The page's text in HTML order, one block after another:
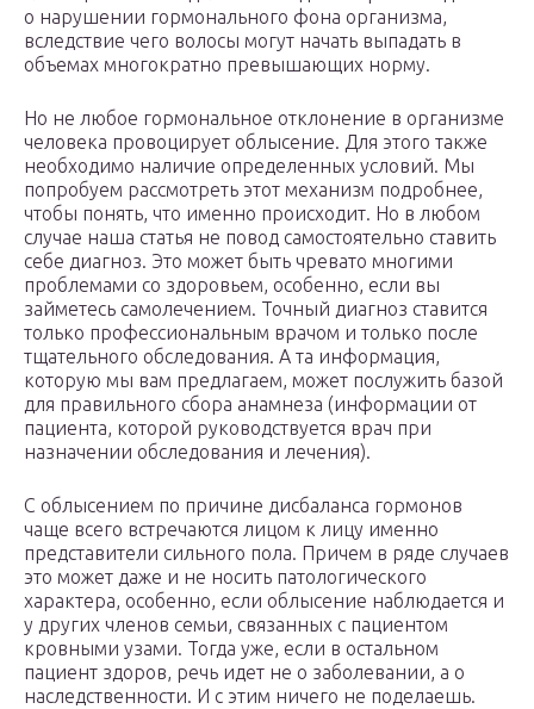
о нарушении гормонального фона организма,
вследствие чего волосы могут начать выпадать в
объемах многократно превышающих норму.
Но не любое гормональное отклонение в организме
человека провоцирует облысение. Для этого также
необходимо наличие определенных условий. Мы
попробуем рассмотреть этот механизм подробнее,
чтобы понять, что именно происходит. Но в любом
случае наша статья не повод самостоятельно ставить
себе диагноз. Это может быть чревато многими
проблемами со здоровьем, особенно, если вы
займетесь самолечением. Точный диагноз ставится
только профессиональным врачом и только после
тщательного обследования. А та информация,
которую мы вам предлагаем, может послужить базой
для правильного сбора анамнеза (информации от
пациента, которой руководствуется врач при
назначении обследования и лечения).
С облысением по причине дисбаланса гормонов
чаще всего встречаются лицом к лицу именно
представители сильного пола. Причем в ряде случаев
это может даже и не носить патологического
характера, особенно, если облысение наблюдается и
у других членов семьи, связанных с пациентом
кровными узами. Тогда уже, если в остальном
пациент здоров, речь идет не о заболевании, а о
наследственности. И с этим ничего не поделаешь.